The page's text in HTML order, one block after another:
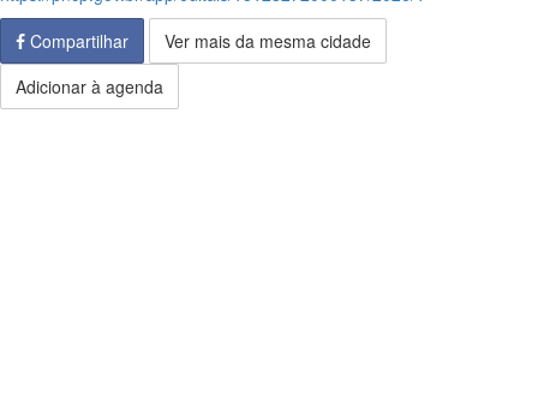
Compartilhar
Ver mais da mesma cidade
Adicionar à agenda